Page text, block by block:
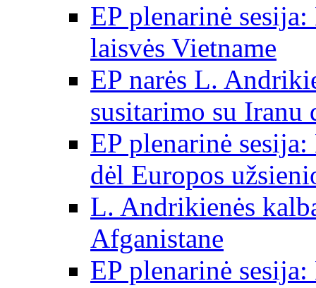
EP plenarinė
laisvės Vietname
EP narės L.
susitarimo su Iranu
EP plenarinė
dėl Europos
L. Andrikienės
Afganistane
EP plenarinė